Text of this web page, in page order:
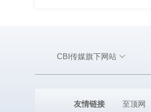
CBI传媒旗下网站
友情链接 至顶网